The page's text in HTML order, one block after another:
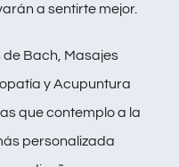
a sentirte mejor.
Bach, Masajes
y Acupuntura
que contemplo a la
personalizada